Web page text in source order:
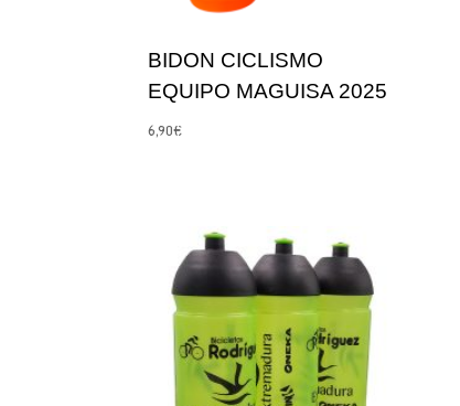
BIDON CICLISMO
EQUIPO MAGUISA 2025
6,90€